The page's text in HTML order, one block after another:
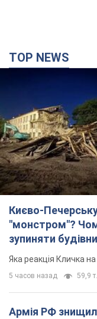
TOP NEWS
Києво-
"монстром"?
зупиняти
"московського
Яка реакція Кличка
5 часов назад 59,9 т.
Армія РФ